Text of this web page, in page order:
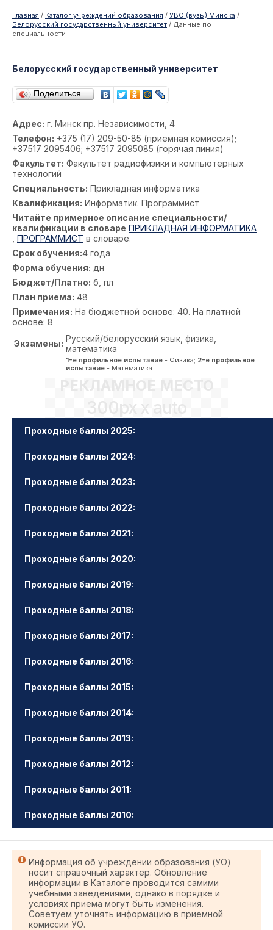
Главная / Каталог учреждений образования / УВО (вузы) Минска /
Белорусский государственный университет / Данные по
специальности
Белорусский государственный университет
Поделиться…
Адрес: г. Минск пр. Независимости, 4
Телефон: +375 (17) 209-50-85 (приемная комиссия);
+37517 2095406; +37517 2095085 (горячая линия)
Факультет: Факультет радиофизики и компьютерных
технологий
Специальность: Прикладная информатика
Квалификация: Информатик. Программист
Читайте примерное описание специальности/
квалификации в словаре ПРИКЛАДНАЯ ИНФОРМАТИКА
ПРОГРАММИСТ в словаре.
Срок обучения:4 года
Форма обучения: дн
Бюджет/Платно: б, пл
План приема: 48
Примечания: На бюджетной основе: 40. На платной
основе: 8
Экзамены: Русский/белорусский язык, физика,
математика
1-е профильное испытание - Физика; 2-е профильное
испытание - Математика
РЕКЛАМНОЕ МЕСТО
300px x auto
Проходные баллы 2025:
Проходные баллы 2024:
Проходные баллы 2023:
Проходные баллы 2022:
Проходные баллы 2021:
Проходные баллы 2020:
Проходные баллы 2019:
Проходные баллы 2018:
Проходные баллы 2017:
Проходные баллы 2016:
Проходные баллы 2015:
Проходные баллы 2014:
Проходные баллы 2013:
Проходные баллы 2012:
Проходные баллы 2011:
Проходные баллы 2010:
Информация об учреждении образования (УО)
носит справочный характер. Обновление
информации в Каталоге проводится самими
учебными заведениями, однако в порядке и
условиях приема могут быть изменения.
Советуем уточнять информацию в приемной
комиссии УО.